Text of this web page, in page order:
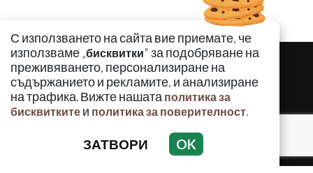
С използването на сайта вие приемате, че
използваме „бисквитки" за подобряване на
преживяването, персонализиране на
съдържанието и рекламите, и анализиране
на трафика. Вижте нашата политика за
бисквитките и политика за поверителност.
ЗАТВОРИ OK